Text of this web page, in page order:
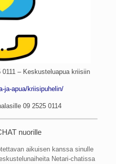
– Keskusteluapua kriisiin
ja-apua/kriisipuhelin/
09 2525 0114
nuorille
aikuisen kanssa sinulle
Netari-chatissa